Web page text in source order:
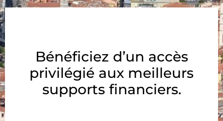
Bénéficiez d’un accès
privilégié aux meilleurs
supports financiers.